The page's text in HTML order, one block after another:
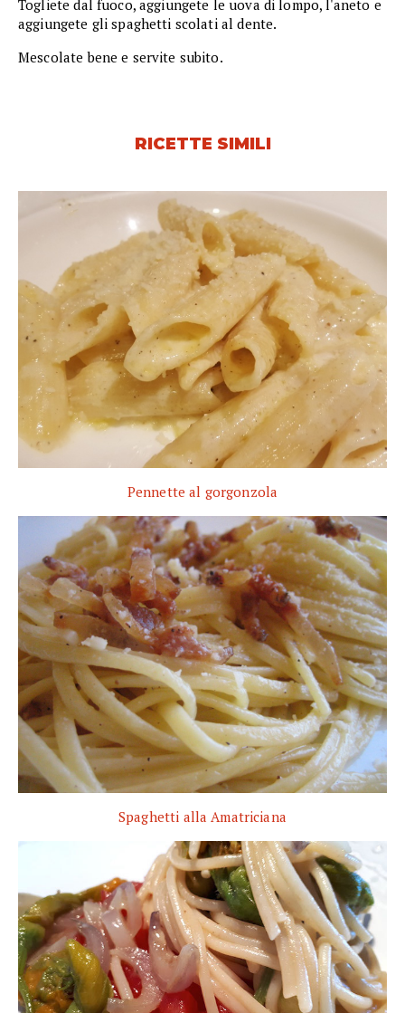
Togliete dal fuoco, aggiungete le uova di lompo, l'aneto e
aggiungete gli spaghetti scolati al dente.
Mescolate bene e servite subito.
RICETTE SIMILI
Pennette al gorgonzola
Spaghetti alla Amatriciana